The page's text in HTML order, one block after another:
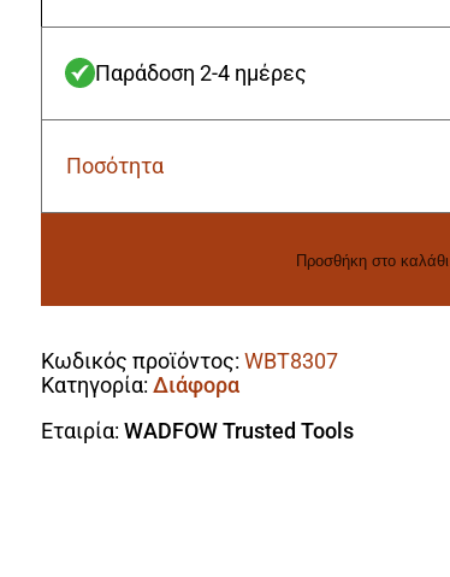
Παράδοση 2-4 ημέρες
Ποσότητα
Wadfow
Προσθήκη στο καλάθι
Κωδικός προϊόντος:WBT8307
Κατηγορία:Διάφορα
Εταιρία: WADFOW Trusted Tools